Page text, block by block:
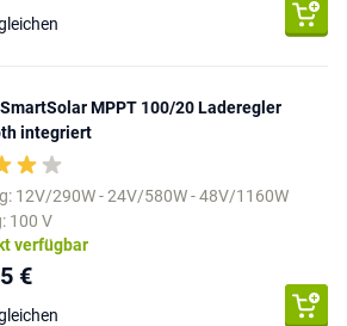
MPPT 100/20 Laderegler
integriert
12V/290W - 24V/580W - 48V/1160W
100 V
verfügbar
€